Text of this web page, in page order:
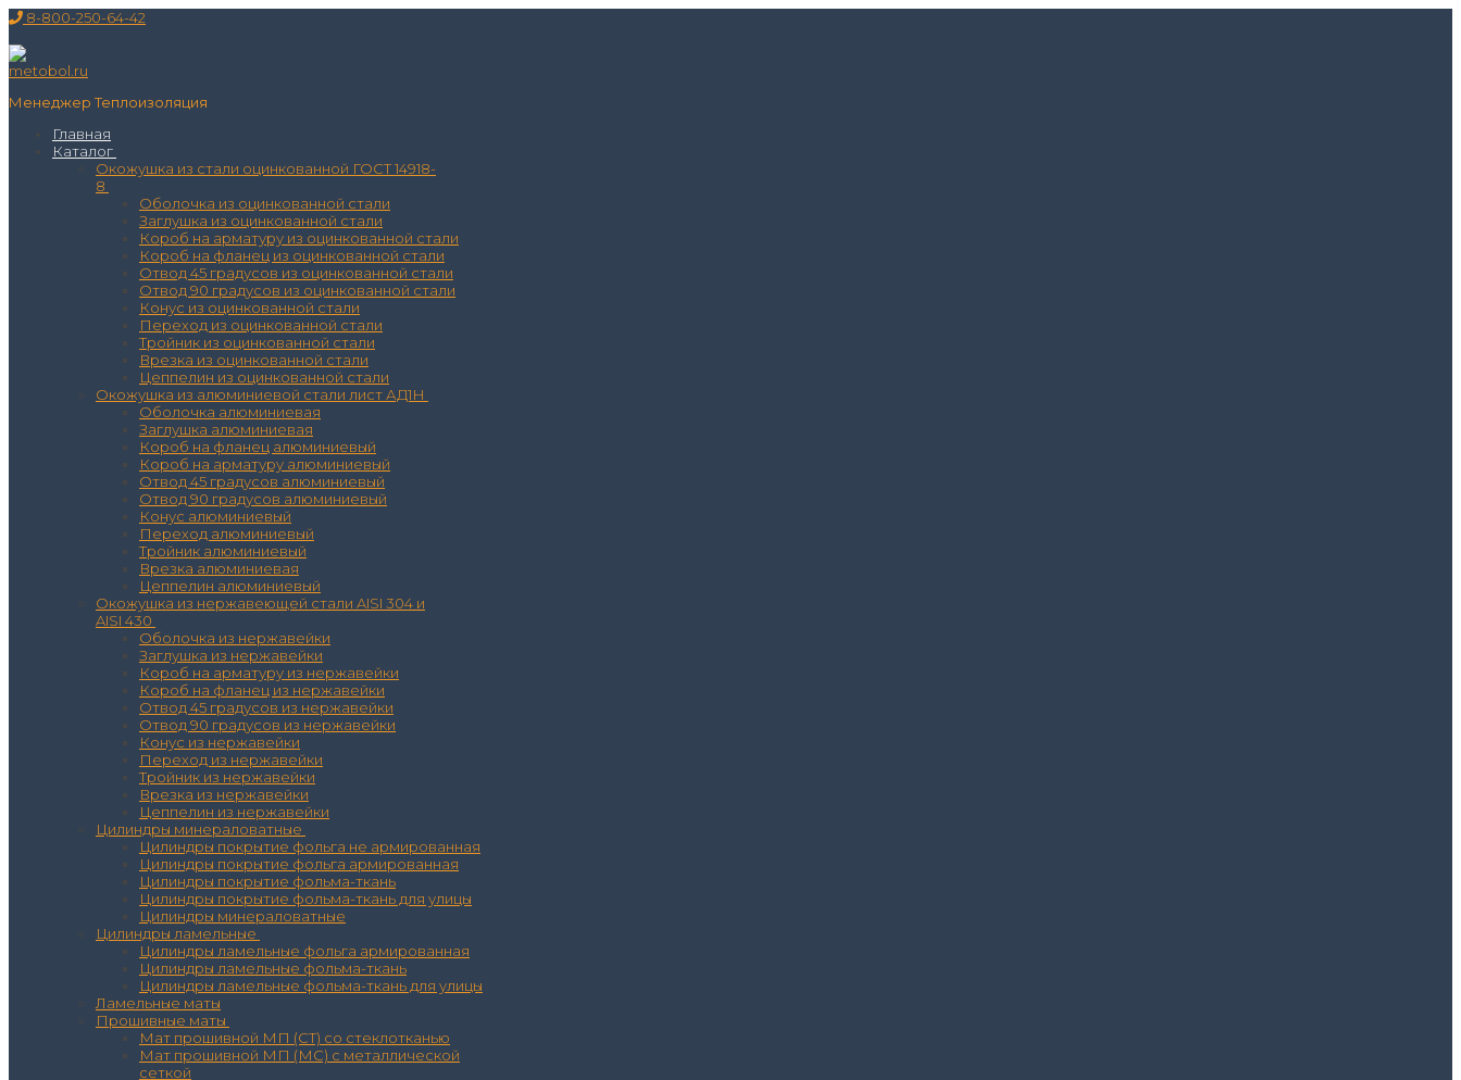
Перейти
содержимому
Меню
Закрыть
8-800-250-64-42
Менеджер Теплоизоляция
Главная
Каталог
Окожушка из стали оцинкованной ГОСТ 14918-
8
Оболочка из оцинкованной стали
Заглушка из оцинкованной стали
Короб на арматуру из оцинкованной стали
Короб на фланец из оцинкованной стали
Отвод 45 градусов из оцинкованной стали
Отвод 90 градусов из оцинкованной стали
Конус из оцинкованной стали
Переход из оцинкованной стали
Тройник из оцинкованной стали
Врезка из оцинкованной стали
Цеппелин из оцинкованной стали
Окожушка из алюминиевой стали лист АД1Н
Оболочка алюминиевая
Заглушка алюминиевая
Короб на фланец алюминиевый
Короб на арматуру алюминиевый
Отвод 45 градусов алюминиевый
Отвод 90 градусов алюминиевый
Конус алюминиевый
Переход алюминиевый
Тройник алюминиевый
Врезка алюминиевая
Цеппелин алюминиевый
Окожушка из нержавеющей стали AISI 304 и
AISI 430
Оболочка из нержавейки
Заглушка из нержавейки
Короб на арматуру из нержавейки
Короб на фланец из нержавейки
Отвод 45 градусов из нержавейки
Отвод 90 градусов из нержавейки
Конус из нержавейки
Переход из нержавейки
Тройник из нержавейки
Врезка из нержавейки
Цеппелин из нержавейки
Цилиндры минераловатные
Цилиндры покрытие фольга не армированная
Цилиндры покрытие фольга армированная
Цилиндры покрытие фольма-ткань
Цилиндры покрытие фольма-ткань для улицы
Цилиндры минераловатные
Цилиндры ламельные
Цилиндры ламельные фольга армированная
Цилиндры ламельные фольма-ткань
Цилиндры ламельные фольма-ткань для улицы
Ламельные маты
Прошивные маты
Мат прошивной МП (СТ) со стеклотканью
Мат прошивной МП (МС) с металлической
сеткой